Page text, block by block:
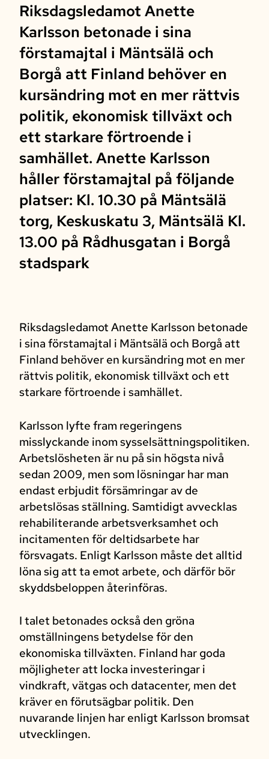
Riksdagsledamot Anette
Karlsson betonade i sina
förstamajtal i Mäntsälä och
Borgå att Finland behöver en
kursändring mot en mer rättvis
politik, ekonomisk tillväxt och
ett starkare förtroende i
samhället. Anette Karlsson
håller förstamajtal på följande
platser: Kl. 10.30 på Mäntsälä
torg, Keskuskatu 3, Mäntsälä Kl.
13.00 på Rådhusgatan i Borgå
stadspark
Riksdagsledamot Anette Karlsson betonade
i sina förstamajtal i Mäntsälä och Borgå att
Finland behöver en kursändring mot en mer
rättvis politik, ekonomisk tillväxt och ett
starkare förtroende i samhället.
Karlsson lyfte fram regeringens
misslyckande inom sysselsättningspolitiken.
Arbetslösheten är nu på sin högsta nivå
sedan 2009, men som lösningar har man
endast erbjudit försämringar av de
arbetslösas ställning. Samtidigt avvecklas
rehabiliterande arbetsverksamhet och
incitamenten för deltidsarbete har
försvagats. Enligt Karlsson måste det alltid
löna sig att ta emot arbete, och därför bör
skyddsbeloppen återinföras.
I talet betonades också den gröna
omställningens betydelse för den
ekonomiska tillväxten. Finland har goda
möjligheter att locka investeringar i
vindkraft, vätgas och datacenter, men det
kräver en förutsägbar politik. Den
nuvarande linjen har enligt Karlsson bromsat
utvecklingen.